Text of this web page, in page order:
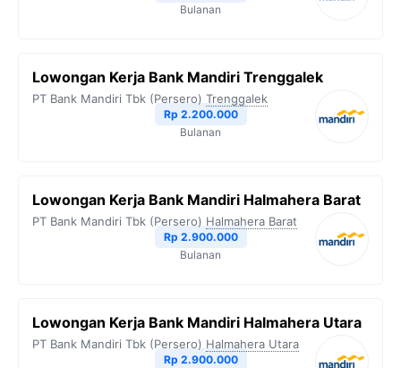
Bulanan
Lowongan Kerja Bank Mandiri Trenggalek
PT Bank Mandiri Tbk (Persero) Trenggalek
Rp 2.200.000
Bulanan
Lowongan Kerja Bank Mandiri Halmahera Barat
PT Bank Mandiri Tbk (Persero) Halmahera Barat
Rp 2.900.000
Bulanan
Lowongan Kerja Bank Mandiri Halmahera Utara
PT Bank Mandiri Tbk (Persero) Halmahera Utara
Rp 2.900.000